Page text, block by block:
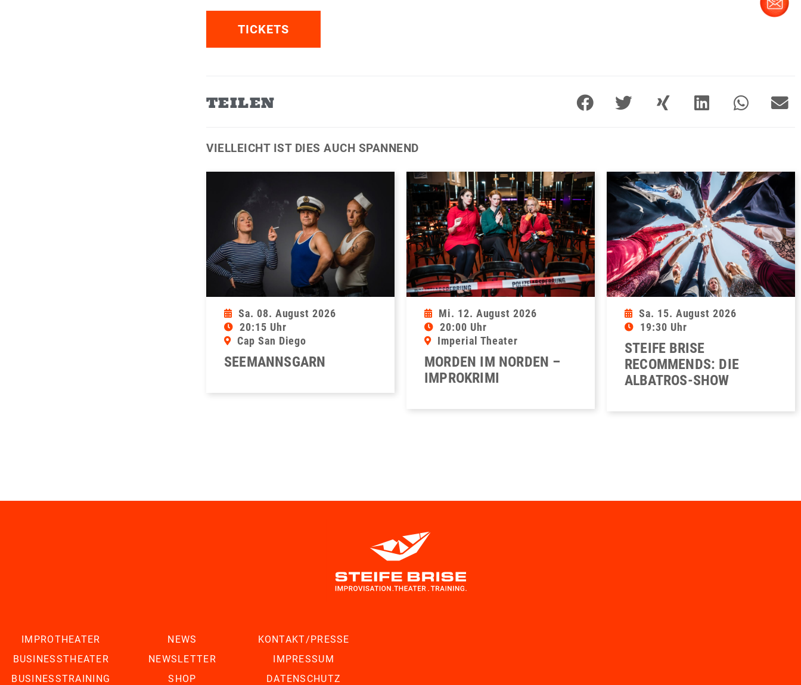
TICKETS
TEILEN
VIELLEICHT IST DIES AUCH SPANNEND
Sa. 08. August 2026
20:15 Uhr
Cap San Diego
SEEMANNSGARN
Mi. 12. August 2026
20:00 Uhr
Imperial Theater
MORDEN IM NORDEN –
IMPROKRIMI
Sa. 15. August 2026
19:30 Uhr
STEIFE BRISE
RECOMMENDS: DIE
ALBATROS-SHOW
IMPROTHEATER
BUSINESSTHEATER
BUSINESSTRAINING
NEWS
NEWSLETTER
SHOP
KONTAKT/PRESSE
IMPRESSUM
DATENSCHUTZ